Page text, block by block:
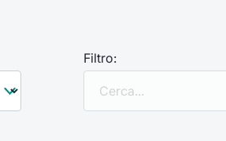
Filtro: